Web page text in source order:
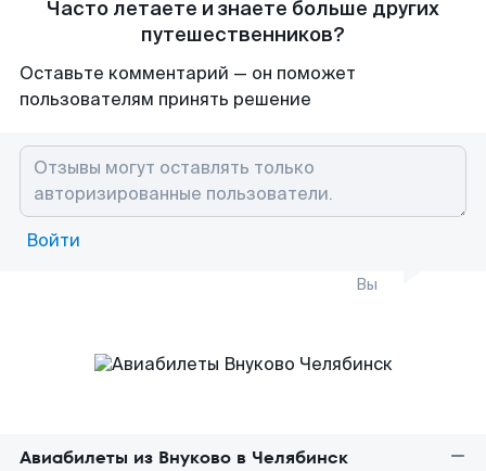
Часто летаете и знаете больше других
путешественников?
Оставьте комментарий — он поможет
пользователям принять решение
Войти
Вы
Авиабилеты из Внуково в Челябинск